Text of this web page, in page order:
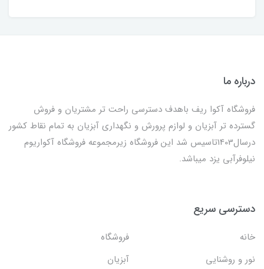
درباره ما
فروشگاه آکوا ریف باهدف دسترسی راحت تر مشتریان و فروش
گسترده تر آبزیان و لوازم پرورش و نگهداری آبزیان به تمام نقاط کشور
درسال1403تاسیس شد این فروشگاه زیرمجموعه فروشگاه آکواریوم
نیلوفرآبی یزد میباشد.
دسترسی سریع
خانه
فروشگاه
نور و روشنایی
آبزیان